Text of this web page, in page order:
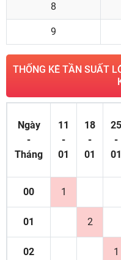
8
9
THỐNG KÊ TẦN SUẤT
Ngày
-
Tháng
11
-
01
18
-
01
25
-
01
00 1
01 2
02 1